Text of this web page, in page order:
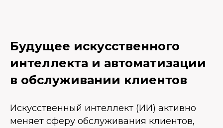
Будущее искусственного
интеллекта и автоматизации
в обслуживании клиентов
Искусственный интеллект (ИИ) активно
меняет сферу обслуживания клиентов,